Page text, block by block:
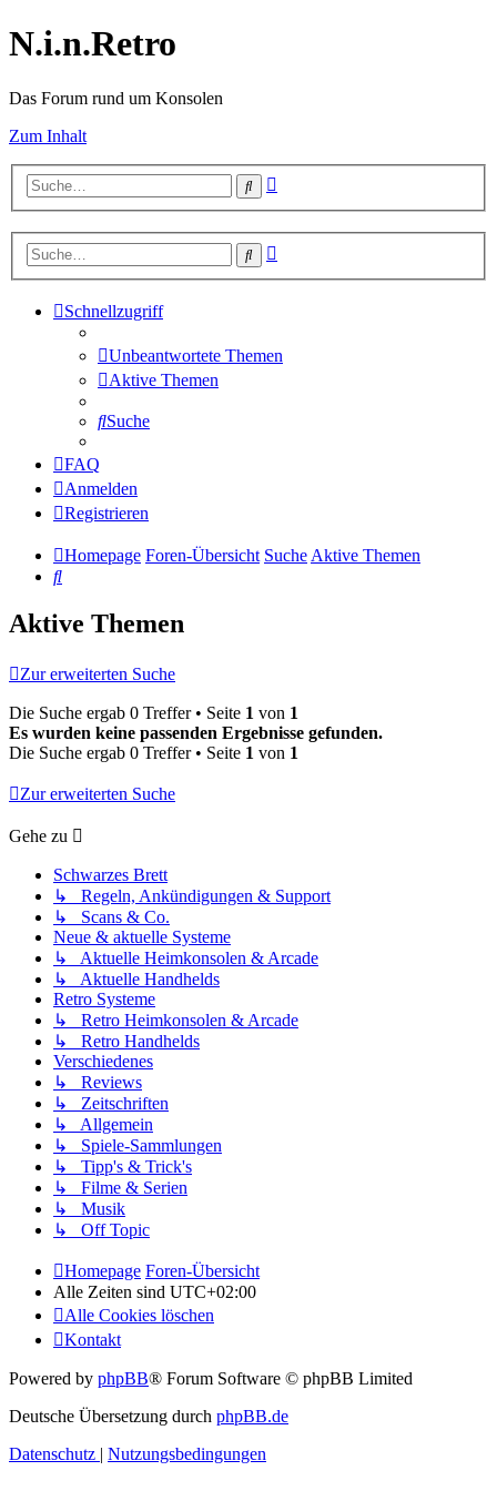
N.i.n.Retro
Das Forum rund um Konsolen
Zum Inhalt
Suche
Suche
Schnellzugriff
Unbeantwortete Themen
Aktive Themen
Suche
FAQ
Anmelden
Registrieren
Homepage Foren-Übersicht Suche Aktive Themen
Suche
Aktive Themen
Zur erweiterten Suche
Die Suche ergab 0 Treffer • Seite 1 von 1
Es wurden keine passenden Ergebnisse gefunden.
Die Suche ergab 0 Treffer • Seite 1 von 1
Zur erweiterten Suche
Gehe zu
Schwarzes Brett
↳ Regeln, Ankündigungen & Support
↳ Scans & Co.
Neue & aktuelle Systeme
↳ Aktuelle Heimkonsolen & Arcade
↳ Aktuelle Handhelds
Retro Systeme
↳ Retro Heimkonsolen & Arcade
↳ Retro Handhelds
Verschiedenes
↳ Reviews
↳ Zeitschriften
↳ Allgemein
↳ Spiele-Sammlungen
↳ Tipp's & Trick's
↳ Filme & Serien
↳ Musik
↳ Off Topic
Homepage Foren-Übersicht
Alle Zeiten sind UTC+02:00
Alle Cookies löschen
Kontakt
Powered by phpBB® Forum Software © phpBB Limited
Deutsche Übersetzung durch phpBB.de
Datenschutz | Nutzungsbedingungen